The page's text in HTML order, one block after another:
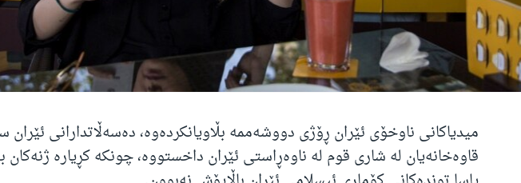
میدیاکانی ناوخۆی ئێران ڕۆژی دووشەممە بڵاویانکردەوە، دەسەڵاتدارانی
قاوەخانەیان لە شاری قوم لە ناوەڕاستی ئێران داخستووە، چونکە کڕیارە ژنەکان